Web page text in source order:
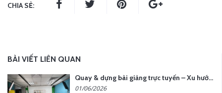
CHIA SẺ:
BÀI VIẾT LIÊN QUAN
Quay & dựng bài giảng trực tuyến – Xu hướng đào tạo thời đại số
01/06/2026